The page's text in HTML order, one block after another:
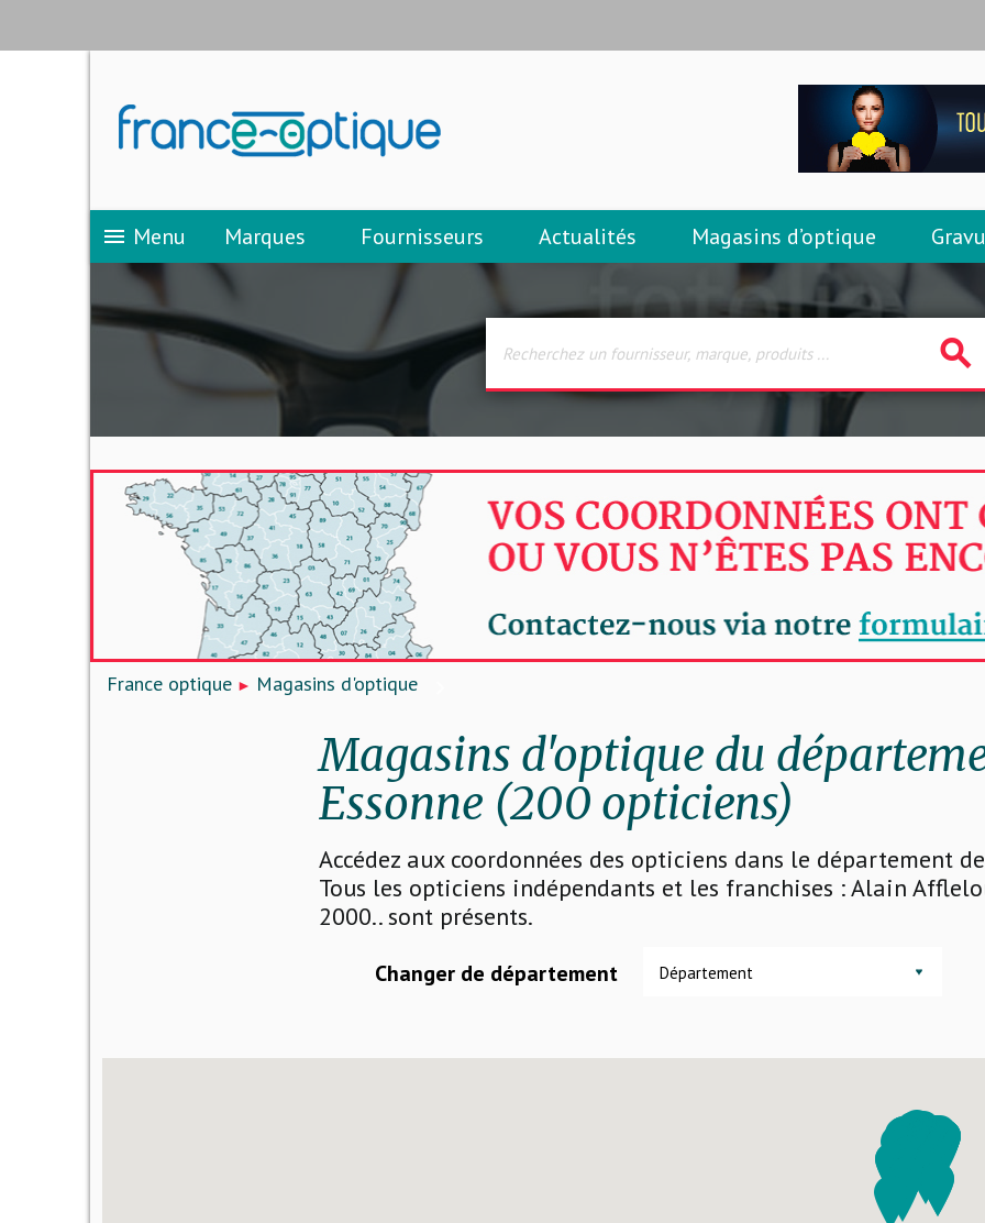
menu Menu Marques Fournisseurs Actualités Magasins d’optique
search
France optique Magasins d'optique
Magasins d'optique du
Essonne (200 opticiens)
Accédez aux coordonnées des opticiens dans le département
Tous les opticiens indépendants et les franchises : Alain
2000.. sont présents.
Changer de département Département